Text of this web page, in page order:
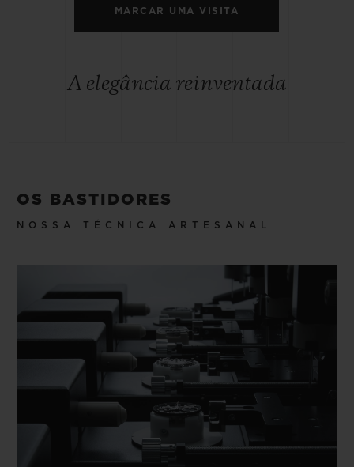
MARCAR UMA VISITA
A elegância reinventada
OS BASTIDORES
NOSSA TÉCNICA ARTESANAL